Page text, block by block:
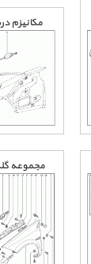
مکانیزم درب
مجموعه